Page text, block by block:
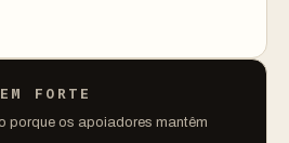
FORTE
porque os apoiadores mantêm